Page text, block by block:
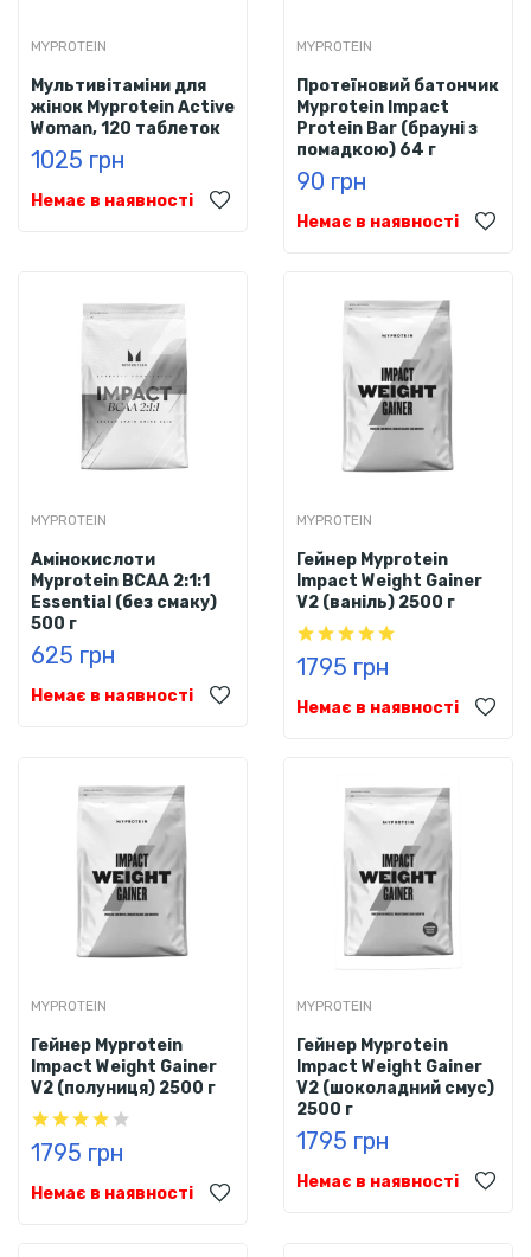
MYPROTEIN
Мультивітаміни для
жінок Myprotein Active
Woman, 120 таблеток
1025 грн
Немає в наявності
MYPROTEIN
Протеїновий батончик
Myprotein Impact
Protein Bar (брауні з
помадкою) 64 г
90 грн
Немає в наявності
MYPROTEIN
Амінокислоти
Myprotein BCAA 2:1:1
Essential (без смаку)
500 г
625 грн
Немає в наявності
MYPROTEIN
Гейнер Myprotein
Impact Weight Gainer
V2 (ваніль) 2500 г
1795 грн
Немає в наявності
MYPROTEIN
Гейнер Myprotein
Impact Weight Gainer
V2 (полуниця) 2500 г
1795 грн
Немає в наявності
MYPROTEIN
Гейнер Myprotein
Impact Weight Gainer
V2 (шоколадний смус)
2500 г
1795 грн
Немає в наявності